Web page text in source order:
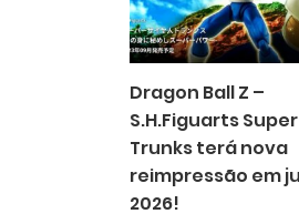
Dragon Ball Z –
S.H.Figuarts
Trunks terá nova
reimpressão em
2026!